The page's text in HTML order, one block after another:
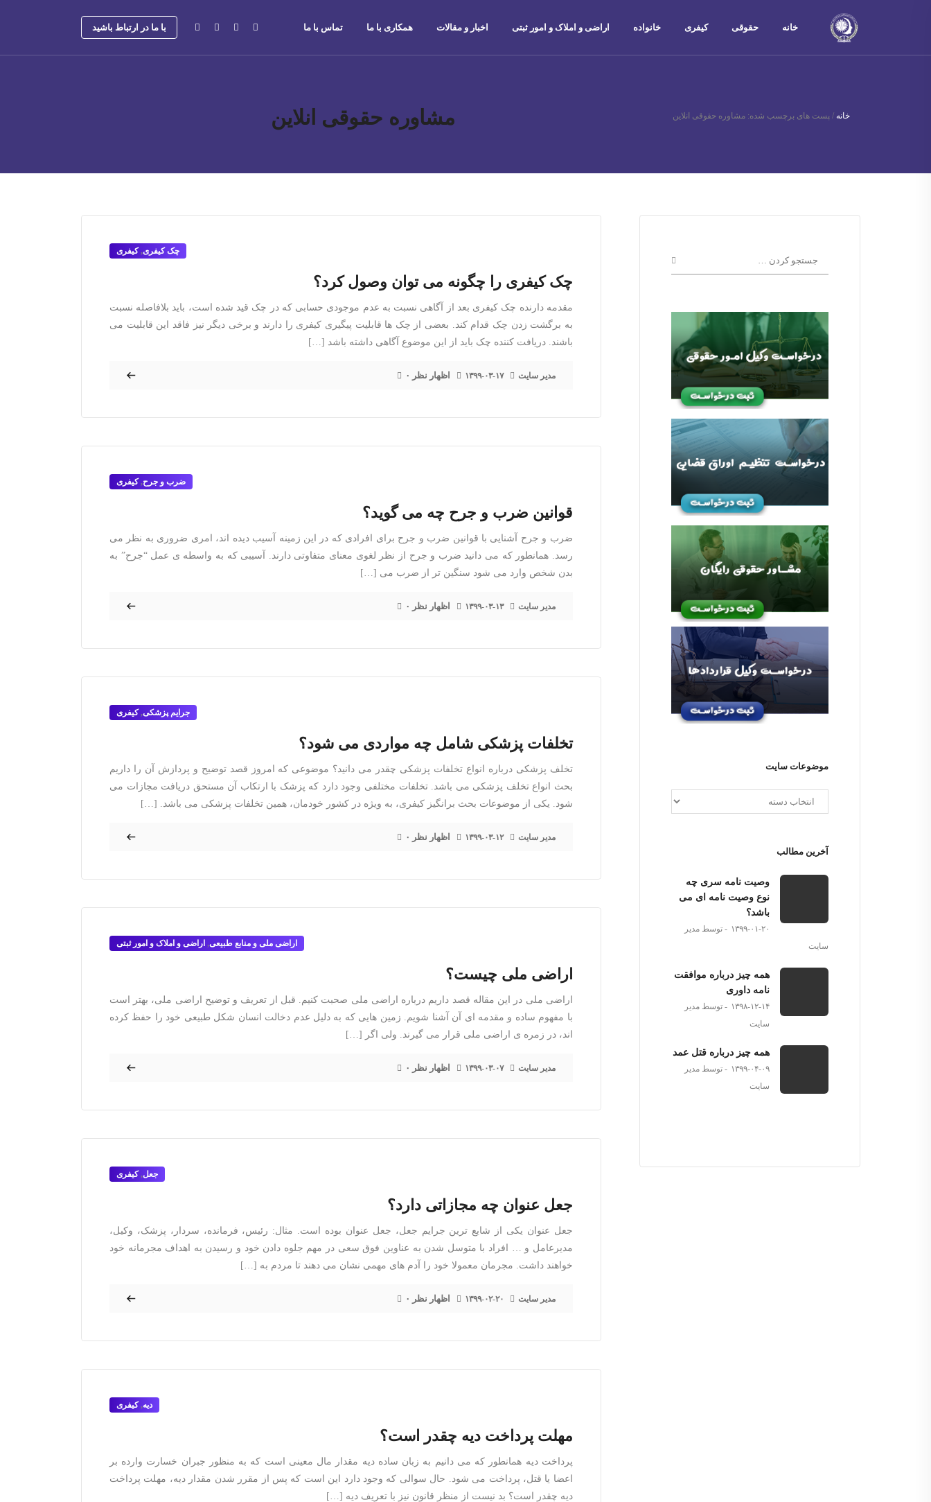
با ما در ارتباط باشید خانه حقوقی کیفری خانواده اراضی و املاک و امور ثبتی اخبار و مقالات همکاری با ما تماس با ما
مشاوره حقوقی انلاین خانه / پست های برچسب شده: مشاوره حقوقی انلاین
چک کیفری,کیفری
چک کیفری را چگونه می توان وصول کرد؟
مقدمه دارنده چک کیفری بعد از آگاهی نسبت به عدم موجودی حسابی که در چک قید شده است، باید بلافاصله نسبت
به برگشت زدن چک قدام کند. بعضی از چک ها قابلیت پیگیری کیفری را دارند و برخی دیگر نیز فاقد این قابلیت می
باشند. دریافت کننده چک باید از این موضوع آگاهی داشته باشد […]
مدیر سایت ۱۳۹۹-۰۳-۱۷ ۰ اظهار نظر
ضرب و جرح,کیفری
قوانین ضرب و جرح چه می گوید؟
ضرب و جرح آشنایی با قوانین ضرب و جرح برای افرادی که در این زمینه آسیب دیده اند، امری ضروری به نظر می
رسد. همانطور که می دانید ضرب و جرح از نظر لغوی معنای متفاوتی دارند. آسیبی که به واسطه ی عمل “جرح” به
بدن شخص وارد می شود سنگین تر از ضرب می […]
مدیر سایت ۱۳۹۹-۰۳-۱۳ ۰ اظهار نظر
جرایم پزشکی,کیفری
تخلفات پزشکی شامل چه مواردی می شود؟
تخلف پزشکی درباره انواع تخلفات پزشکی چقدر می دانید؟ موضوعی که امروز قصد توضیح و پردازش آن را داریم
بحث انواع تخلف پزشکی می باشد. تخلفات مختلفی وجود دارد که پزشک با ارتکاب آن مستحق دریافت مجازات می
شود. یکی از موضوعات بحث برانگیز کیفری، به ویژه در کشور خودمان، همین تخلفات پزشکی می باشد. […]
مدیر سایت ۱۳۹۹-۰۳-۱۲ ۰ اظهار نظر
اراضی ملی و منابع طبیعی, اراضی و املاک و امور ثبتی
اراضی ملی چیست؟
اراضی ملی در این مقاله قصد داریم درباره اراضی ملی صحبت کنیم. قبل از تعریف و توضیح اراضی ملی، بهتر است
با مفهوم ساده و مقدمه ای آن آشنا شویم. زمین هایی که به دلیل عدم دخالت انسان شکل طبیعی خود را حفظ کرده
اند، در زمره ی اراضی ملی قرار می گیرند. ولی اگر […]
مدیر سایت ۱۳۹۹-۰۳-۰۷ ۰ اظهار نظر
جعل,کیفری
جعل عنوان چه مجازاتی دارد؟
جعل عنوان یکی از شایع ترین جرایم جعل، جعل عنوان بوده است. مثال: رئیس، فرمانده، سردار، پزشک، وکیل،
مدیرعامل و … افراد با متوسل شدن به عناوین فوق سعی در مهم جلوه دادن خود و رسیدن به اهداف مجرمانه خود
خواهند داشت. مجرمان معمولا خود را آدم های مهمی نشان می دهند تا مردم به […]
مدیر سایت ۱۳۹۹-۰۲-۲۰ ۰ اظهار نظر
دیه,کیفری
مهلت پرداخت دیه چقدر است؟
پرداخت دیه همانطور که می دانیم به زبان ساده دیه مقدار مال معینی است که به منظور جبران خسارت وارده بر
اعضا یا قتل، پرداخت می شود. حال سوالی که وجود دارد این است که پس از مقرر شدن مقدار دیه، مهلت پرداخت
دیه چقدر است؟ بد نیست از منظر قانون نیز با تعریف دیه […]
موضوعات سایت
آخرین مطالب
وصیت نامه سری چه
نوع وصیت نامه ای می
باشد؟
۱۳۹۹-۰۱-۲۰
توسط مدیر
سایت
همه چیز درباره موافقت
نامه داوری
۱۳۹۸-۱۲-۱۴
توسط مدیر
سایت
همه چیز درباره قتل عمد
۱۳۹۹-۰۴-۰۹
توسط مدیر
سایت